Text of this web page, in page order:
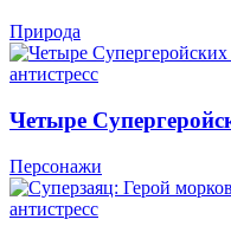
Природа
Четыре
Персонажи